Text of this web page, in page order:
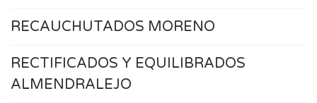
RECAUCHUTADOS MORENO
RECTIFICADOS Y EQUILIBRADOS
ALMENDRALEJO